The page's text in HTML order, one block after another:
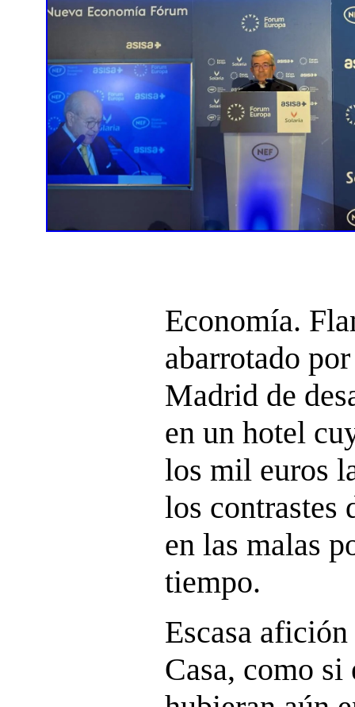
Economía.
abarrotado
Madrid de
en un hotel
los mil euros
los contrastes
en las malas
tiempo.
Escasa
Casa, como si